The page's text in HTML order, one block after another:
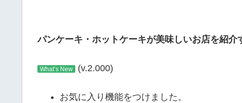
パンケーキ・ホットケーキが美味しいお店を紹
What’s New (v.2.000)
お気に入り機能をつけました。